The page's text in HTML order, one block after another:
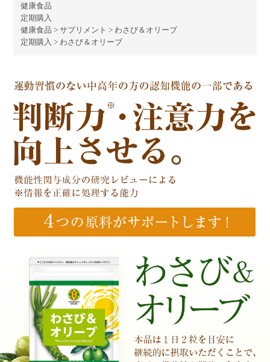
健康食品
定期購入
健康食品 >サプリメント > わさび＆オリーブ
定期購入 > わさび＆オリーブ